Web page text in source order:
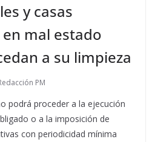
y casas
mal estado
a su limpieza
PM
podrá proceder a la ejecución
o a la imposición de
con periodicidad mínima